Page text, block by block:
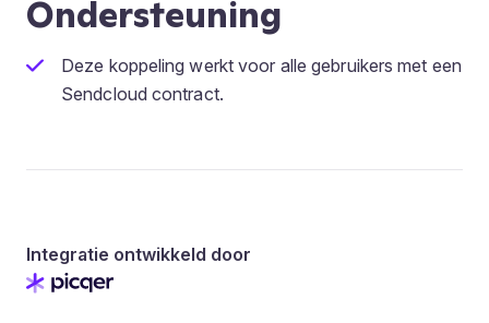
Ondersteuning
Deze koppeling werkt voor alle gebruikers met een
Sendcloud contract.
Integratie ontwikkeld door